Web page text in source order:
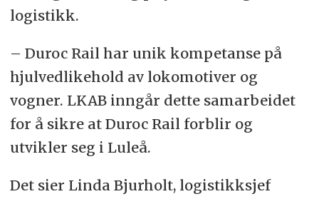
logistikk.
– Duroc Rail har unik kompetanse på
hjulvedlikehold av lokomotiver og
vogner. LKAB inngår dette samarbeidet
for å sikre at Duroc Rail forblir og
utvikler seg i Luleå.
Det sier Linda Bjurholt, logistikksjef